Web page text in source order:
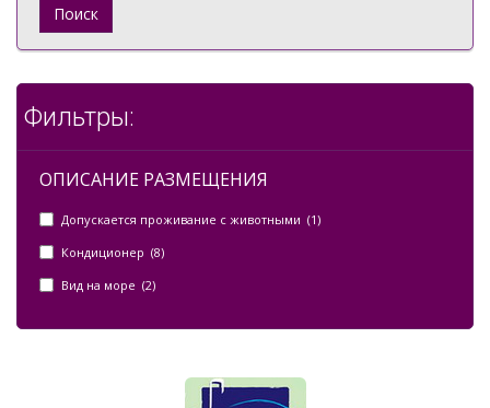
Поиск
Фильтры:
ОПИСАНИЕ РАЗМЕЩЕНИЯ
Допускается проживание с животными (1)
Кондиционер (8)
Вид на море (2)